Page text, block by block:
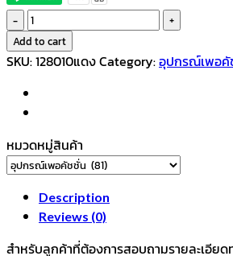
แทม
บูรี
น
Foot
tamburin
MLY-
01
RD
quantity
Add to cart
SKU:128010แดงCategory:อุปกรณ์เพอคั
หมวดหมู่สินค้า
Description
Reviews (0)
สำหรับลูกค้าที่ต้องการสอบถามรายละเอีย